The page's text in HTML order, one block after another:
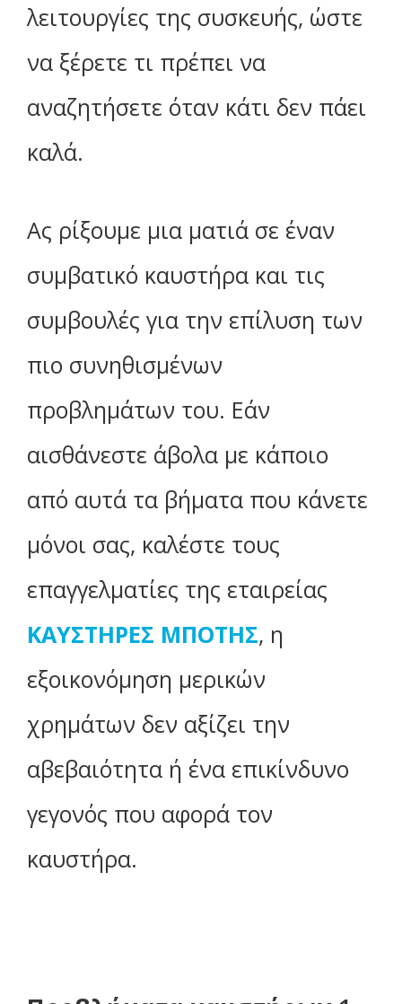
λειτουργίες της συσκευής, ώστε
να ξέρετε τι πρέπει να
αναζητήσετε όταν κάτι δεν πάει
καλά.
Ας ρίξουμε μια ματιά σε έναν
συμβατικό καυστήρα και τις
συμβουλές για την επίλυση των
πιο συνηθισμένων
προβλημάτων του. Εάν
αισθάνεστε άβολα με κάποιο
από αυτά τα βήματα που κάνετε
μόνοι σας, καλέστε τους
επαγγελματίες της εταιρείας
ΚΑΥΣΤΗΡΕΣ ΜΠΟΤΗΣ, η
εξοικονόμηση μερικών
χρημάτων δεν αξίζει την
αβεβαιότητα ή ένα επικίνδυνο
γεγονός που αφορά τον
καυστήρα.